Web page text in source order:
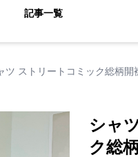
記事一覧
ツ ストリートコミック総柄開
シャ
ク総